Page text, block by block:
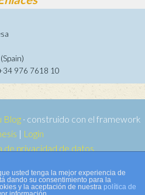
976 7618 10
Blog· construido con el framework
| Login
de privacidad de datos
·Acceder
usted tenga la mejor experiencia de
dando su consentimiento para la
y la aceptación de nuestra política de